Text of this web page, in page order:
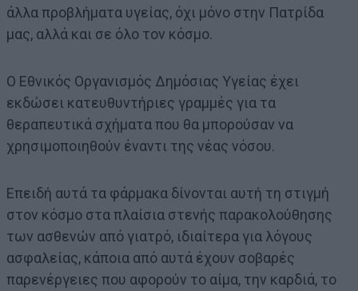
άλλα προβλήματα υγείας, όχι μόνο στην Πατρίδα
μας, αλλά και σε όλο τον κόσμο.
Ο Εθνικός Οργανισμός Δημόσιας Υγείας έχει
εκδώσει κατευθυντήριες γραμμές για τα
θεραπευτικά σχήματα που θα μπορούσαν να
χρησιμοποιηθούν έναντι της νέας νόσου.
Επειδή αυτά τα φάρμακα δίνονται αυτή τη στιγμή
στον κόσμο στα πλαίσια στενής παρακολούθησης
των ασθενών από γιατρό, ιδιαίτερα για λόγους
ασφαλείας, κάποια από αυτά έχουν σοβαρές
παρενέργειες που αφορούν το αίμα, την καρδιά, το